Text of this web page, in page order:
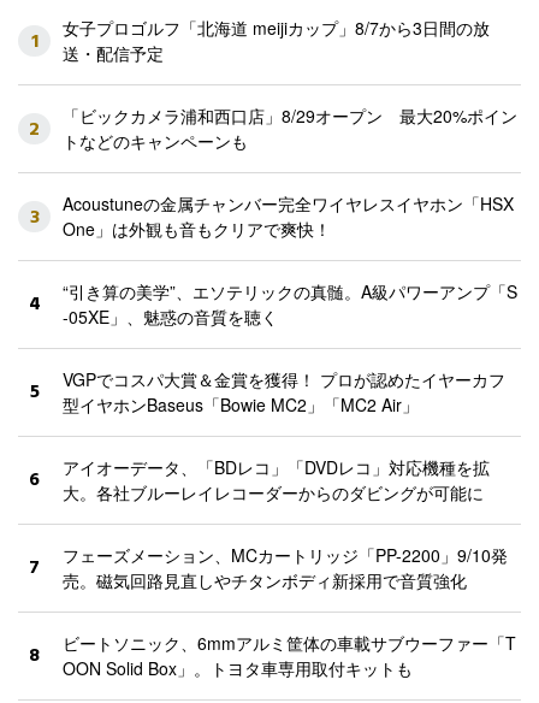
1
女子プロゴルフ「北海道 meijiカップ」8/7から3日間の放
送・配信予定
2
「ビックカメラ浦和西口店」8/29オープン 最大20%ポイン
トなどのキャンペーンも
3
Acoustuneの金属チャンバー完全ワイヤレスイヤホン「HSX
One」は外観も音もクリアで爽快！
4
“引き算の美学”、エソテリックの真髄。A級パワーアンプ「S
-05XE」、魅惑の音質を聴く
5
VGPでコスパ大賞＆金賞を獲得！ プロが認めたイヤーカフ
型イヤホンBaseus「Bowie MC2」「MC2 Air」
6
アイオーデータ、「BDレコ」「DVDレコ」対応機種を拡
大。各社ブルーレイレコーダーからのダビングが可能に
7
フェーズメーション、MCカートリッジ「PP-2200」9/10発
売。磁気回路見直しやチタンボディ新採用で音質強化
8
ビートソニック、6mmアルミ筐体の車載サブウーファー「T
OON Solid Box」。トヨタ車専用取付キットも